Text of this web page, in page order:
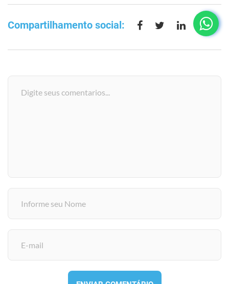
Compartilhamento social: